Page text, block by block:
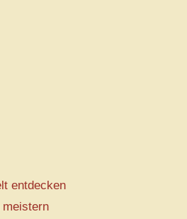
entdecken
meistern